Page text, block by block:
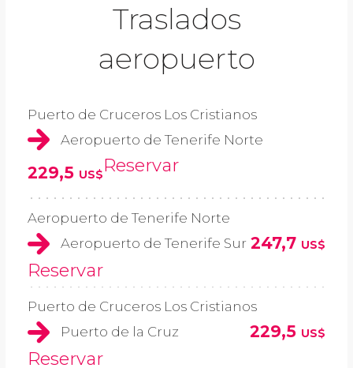
Traslados
aeropuerto
Puerto de Cruceros Los Cristianos
Aeropuerto de Tenerife Norte
229,5 US$Reservar
Aeropuerto de Tenerife Norte
Aeropuerto de Tenerife Sur 247,7 US$
Reservar
Puerto de Cruceros Los Cristianos
Puerto de la Cruz
229,5 US$
Reservar